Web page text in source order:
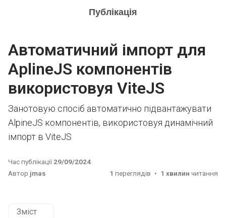
Публікація
Автоматичний імпорт для
AplineJS компонентів
використовуя ViteJS
Занотовую спосіб автоматично підвантажувати
AlpineJS компонентів, використовуя динамічний
імпорт в ViteJS
Час публікації29/09/2024
Автор jmas 1 переглядів 1 хвилин читання
Зміст